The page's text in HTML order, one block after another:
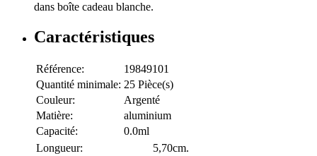
dans boîte cadeau blanche.
Caractéristiques
Référence:
19849101
Quantité minimale: 25 Pièce(s)
Couleur:
Argenté
Matière:
aluminium
Capacité:
0.0ml
Longueur:
5,70cm.